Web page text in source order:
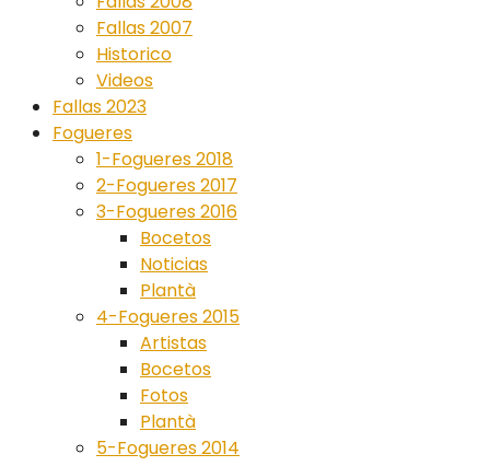
Fallas 2007
Historico
Videos
Fallas 2023
Fogueres
1-Fogueres 2018
2-Fogueres 2017
3-Fogueres 2016
Bocetos
Noticias
Plantà
4-Fogueres 2015
Artistas
Bocetos
Fotos
Plantà
5-Fogueres 2014